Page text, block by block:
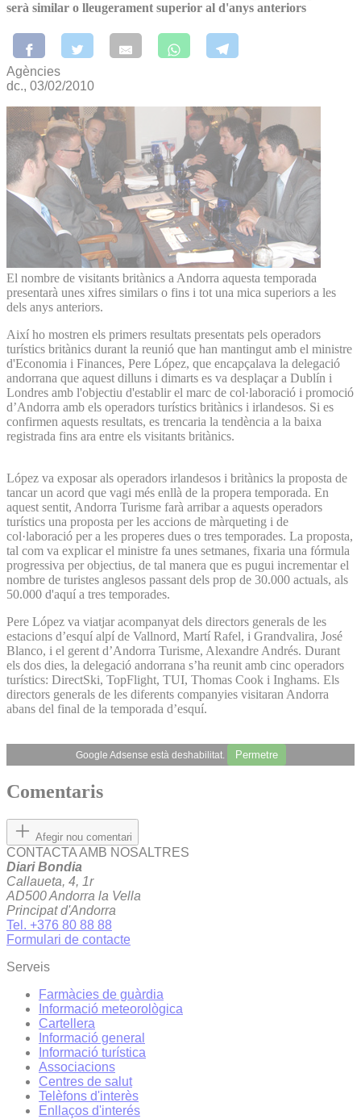
serà similar o lleugerament superior al d'anys anteriors
Agències
dc., 03/02/2010
El nombre de visitants britànics a Andorra aquesta temporada
presentarà unes xifres similars o fins i tot una mica superiors a les
dels anys anteriors.
Així ho mostren els primers resultats presentats pels operadors
turístics britànics durant la reunió que han mantingut amb el ministre
d'Economia i Finances, Pere López, que encapçalava la delegació
andorrana que aquest dilluns i dimarts es va desplaçar a Dublín i
Londres amb l'objectiu d'establir el marc de col·laboració i promoció
d’Andorra amb els operadors turístics britànics i irlandesos. Si es
confirmen aquests resultats, es trencaria la tendència a la baixa
registrada fins ara entre els visitants britànics.
López va exposar als operadors irlandesos i britànics la proposta de
tancar un acord que vagi més enllà de la propera temporada. En
aquest sentit, Andorra Turisme farà arribar a aquests operadors
turístics una proposta per les accions de màrqueting i de
col·laboració per a les properes dues o tres temporades. La proposta,
tal com va explicar el ministre fa unes setmanes, fixaria una fórmula
progressiva per objectius, de tal manera que es pugui incrementar el
nombre de turistes anglesos passant dels prop de 30.000 actuals, als
50.000 d'aquí a tres temporades.
Pere López va viatjar acompanyat dels directors generals de les
estacions d’esquí alpí de Vallnord, Martí Rafel, i Grandvalira, José
Blanco, i el gerent d’Andorra Turisme, Alexandre Andrés. Durant
els dos dies, la delegació andorrana s’ha reunit amb cinc operadors
turístics: DirectSki, TopFlight, TUI, Thomas Cook i Inghams. Els
directors generals de les diferents companyies visitaran Andorra
abans del final de la temporada d’esquí.
Google Adsense està deshabilitat. Permetre
Comentaris
Afegir nou comentari
CONTACTA AMB NOSALTRES
Diari Bondia
Callaueta, 4, 1r
AD500 Andorra la Vella
Principat d'Andorra
Tel. +376 80 88 88
Formulari de contacte
Serveis
Farmàcies de guàrdia
Informació meteorològica
Cartellera
Informació general
Informació turística
Associacions
Centres de salut
Telèfons d'interès
Enllaços d'interés